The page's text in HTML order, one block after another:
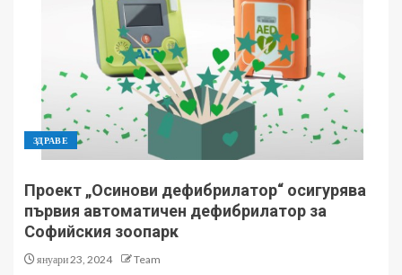
ЗДРАВЕ
Проект „Осинови дефибрилатор“ осигурява
първия автоматичен дефибрилатор за
Софийския зоопарк
януари 23, 2024 Team